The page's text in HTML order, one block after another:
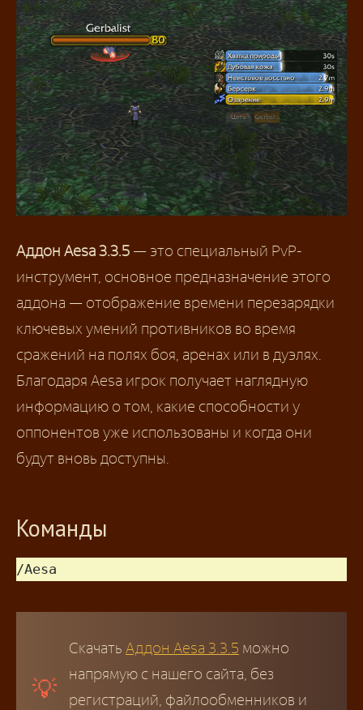
Аддон Aesa 3.3.5 — это специальный PvP-
инструмент, основное предназначение этого
аддона — отображение времени перезарядки
ключевых умений противников во время
сражений на полях боя, аренах или в дуэлях.
Благодаря Aesa игрок получает наглядную
информацию о том, какие способности у
оппонентов уже использованы и когда они
будут вновь доступны.
Команды
/Aesa
Скачать Аддон Aesa 3.3.5 можно
напрямую с нашего сайта, без
регистраций, файлообменников и